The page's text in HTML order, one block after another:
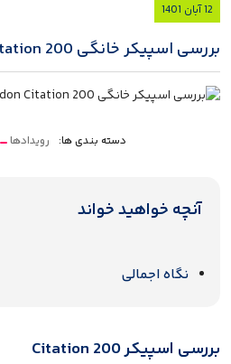
12 آبان 1401
بررسی اسپیکر خانگی Harman Kardon Citation 200
دسته بندی ها: رویدادها
آنچه خواهید خواند
نگاه اجمالی
بررسی اسپیکر Citation 200